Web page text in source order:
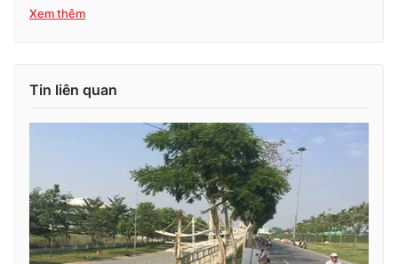
Cơ quan chủ quản:Đài Truyền hình Việt Nam
Cơ quan báo chí:Thời báo VTV
Giấy phép hoạt động báo in và báo điện tử số 483/GP-BTTTT
Xem thêm
Tin liên quan